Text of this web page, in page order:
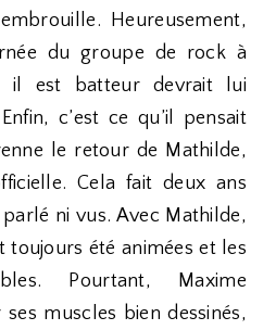
Heureusement,
du groupe de rock à
il est batteur devrait lui
c’est ce qu’il pensait
le retour de Mathilde,
Cela fait deux ans
ni vus. Avec Mathilde,
toujours été animées et les
Pourtant, Maxime
muscles bien dessinés,